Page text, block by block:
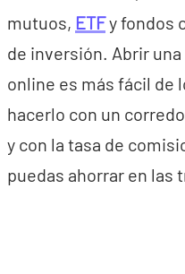
mutuos, ETFy fondos
de inversión. Abrir
online es más fácil de
hacerlo con un
y con la tasa de
puedas ahorrar en las